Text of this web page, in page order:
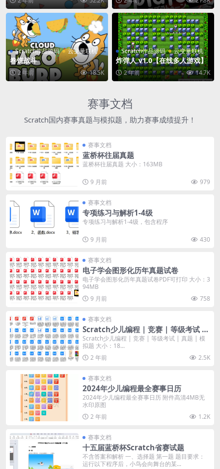
Scratch作品源码 云变量联机
卷饼战斗
2 年前 18.5K
Scratch作品源码 云变量联机
炸弹人 v1.0【在线多人游戏】
2 年前 14.7K
赛事文档
Scratch国内赛事真题与模拟题，助力赛事成绩提升！
赛事文档
蓝桥杯往届真题
蓝桥杯往届真题 大小：163MB
9 月前 979
赛事文档
专项练习与解析1-4级
专项练习与解析1-4级，包含程序
9 月前 430
赛事文档
电子学会图形化历年真题试卷
电子学会图形化历年真题试卷PDF可打印 大小：3
94MB
9 月前
758
赛事文档
Scratch少儿编程 | 竞赛 | 等级考试 |
真题 | 模拟题
Scratch少儿编程 | 竞赛 | 等级考试 | 真题 | 模
拟题 大小：18...
2 年前
2.5K
赛事文档
2024年少儿编程最全赛事日历
2024年少儿编程最全赛事日历 附件高清4MB无
水印原图
2 年前
1.2K
赛事文档
十五届蓝桥杯Scratch省赛试题
不含答案和解析 一、选择题 第一题 题目要求：
运行以下程序后，小鸟会向舞台的某...